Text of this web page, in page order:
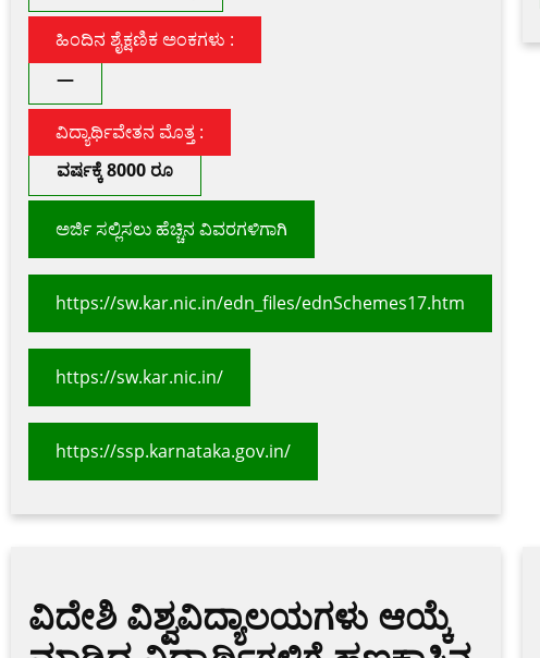
ಹಿಂದಿನ ಶೈಕ್ಷಣಿಕ ಅಂಕಗಳು :
—
ವಿದ್ಯಾರ್ಥಿವೇತನ ಮೊತ್ತ :
ವರ್ಷಕ್ಕೆ 8000 ರೂ
ಅರ್ಜಿ ಸಲ್ಲಿಸಲು ಹೆಚ್ಚಿನ ವಿವರಗಳಿಗಾಗಿ
https://sw.kar.nic.in/edn_files/ednSchemes17.htm
https://sw.kar.nic.in/
https://ssp.karnataka.gov.in/
ವಿದೇಶಿ ವಿಶ್ವವಿದ್ಯಾಲಯಗಳು ಆಯ್ಕೆ